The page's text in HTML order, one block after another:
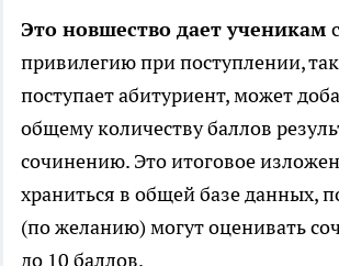
Это новшество дает ученикам
привилегию при поступлении,
поступает абитуриент, может
общему количеству баллов
сочинению. Это итоговое
храниться в общей базе данных,
(по желанию) могут оценивать
до 10 баллов.